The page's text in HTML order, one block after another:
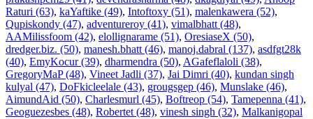
Raturi (63), kaYaftike (49), Intoftoxy (51), malenkawera (52),
Qupiskondy (47), adventureroy (41), vimalbhatt (48),
AAMilissfoom (42), elollignarame (51), OresiaseX (50),
dredger.biz. (50), manesh.bhatt (46), manoj.dabral (137), asdfgt28k
(40), EmyKocur (39), dharmendra (50), AGafeflaloli (38),
GregoryMaP (48), Vineet Jadli (37), Jai Dimri (40), kundan singh
kulyal (47), DoFkicleelale (43), grougsgep (46), Munslake (46),
AimundAid (50), Charlesmurl (45), Boftreop (54), Tamepenna (41),
Geoguezesbes (48), Robertet (48), vinesh singh (32), Malkanigopal